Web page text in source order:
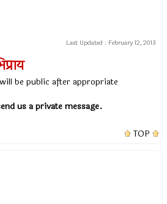
Last Updated : February 12, 2013
be public after appropriate
us a private message.
TOP